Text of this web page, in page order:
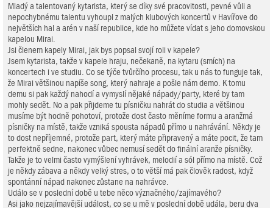
Mladý a talentovaný kytarista, který se díky své pracovitosti, pevné vůli a
nepochybnému talentu vyhoupl z malých klubových koncertů v Havířove do
největších hal a arén v naší republice, kde ho můžete vídat s jeho domovskou
kapelou Mirai.
Jsi členem kapely Mirai, jak bys popsal svojí roli v kapele?
Jsem kytarista, takže v kapele hraju, nečekaně, na kytaru (smích) na
koncertech i ve studiu. Co se týče tvůrčího procesu, tak u nás to funguje tak,
že Mirai většinou napíše song, který nahraje a pošle nám demo. K tomu
demu si pak každý nahodí a vymyslí nějaké nápady/party, které by tam
mohly sedět. No a pak přijdeme tu písničku nahrát do studia a většinou
musíme být hodně pohotoví, protože dost často měníme formu a aranžmá
písničky na místě, takže vzniká spousta nápadů přímo u nahrávání. Někdy je
to dost nepříjemné, protože part, který máte připravený a máte pocit, že tam
perfektně sedne, nakonec vůbec nemusí sedět do finální aranže písničky.
Takže je to velmi často vymýšlení vyhrávek, melodií a sól přímo na místě. Což
je někdy zábava a někdy velký stres, o to větší má pak člověk radost, když
spontánní nápad nakonec zůstane na nahrávce.
Událo se v poslední době u tebe něco význačného/zajímavého?
Asi jako nejzajímavější událost, co se u mě v poslední době udála, beru dva